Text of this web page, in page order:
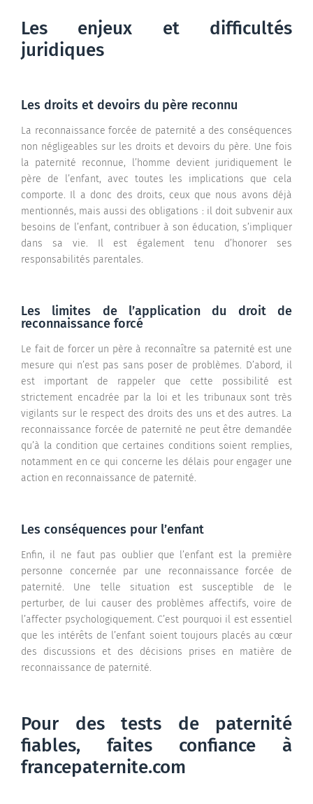
Les enjeux et difficultés
juridiques
Les droits et devoirs du père reconnu
La reconnaissance forcée de paternité a des conséquences
non négligeables sur les droits et devoirs du père. Une fois
la paternité reconnue, l’homme devient juridiquement le
père de l’enfant, avec toutes les implications que cela
comporte. Il a donc des droits, ceux que nous avons déjà
mentionnés, mais aussi des obligations : il doit subvenir aux
besoins de l’enfant, contribuer à son éducation, s’impliquer
dans sa vie. Il est également tenu d’honorer ses
responsabilités parentales.
Les limites de l’application du droit de
reconnaissance forcé
Le fait de forcer un père à reconnaître sa paternité est une
mesure qui n’est pas sans poser de problèmes. D’abord, il
est important de rappeler que cette possibilité est
strictement encadrée par la loi et les tribunaux sont très
vigilants sur le respect des droits des uns et des autres. La
reconnaissance forcée de paternité ne peut être demandée
qu’à la condition que certaines conditions soient remplies,
notamment en ce qui concerne les délais pour engager une
action en reconnaissance de paternité.
Les conséquences pour l’enfant
Enfin, il ne faut pas oublier que l’enfant est la première
personne concernée par une reconnaissance forcée de
paternité. Une telle situation est susceptible de le
perturber, de lui causer des problèmes affectifs, voire de
l’affecter psychologiquement. C’est pourquoi il est essentiel
que les intérêts de l’enfant soient toujours placés au cœur
des discussions et des décisions prises en matière de
reconnaissance de paternité.
Pour des tests de paternité
fiables, faites confiance à
francepaternite.com